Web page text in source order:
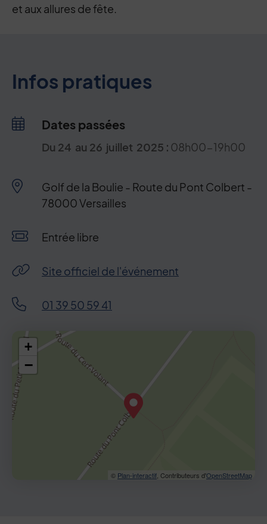
et aux allures de fête.
Infos pratiques
Dates passées
Du 24 au 26 juillet 2025 : 08h00-19h00
Golf de la Boulie - Route du Pont Colbert -
78000 Versailles
Condition de participation
Entrée libre
Site officiel de l'événement
01 39 50 59 41
48.784302,2.14376
+
−
© Plan-interactif , Contributeurs d'OpenStreetMap